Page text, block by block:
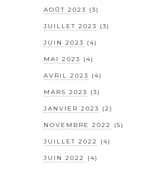
AOÛT 2023 (3)
JUILLET 2023 (3)
JUIN 2023 (4)
MAI 2023 (4)
AVRIL 2023 (4)
MARS 2023 (3)
JANVIER 2023 (2)
NOVEMBRE 2022 (5)
JUILLET 2022 (4)
JUIN 2022 (4)